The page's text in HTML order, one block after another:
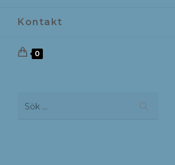
Kontakt
0
Sök …
sökning